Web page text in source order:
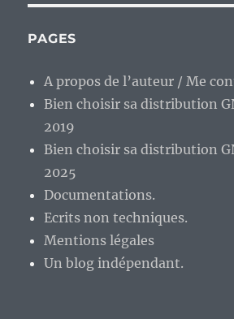
PAGES
A propos de l’auteur / Me
Bien choisir sa distribution
2019
Bien choisir sa distribution
2025
Documentations.
Ecrits non techniques.
Mentions légales
Un blog indépendant.